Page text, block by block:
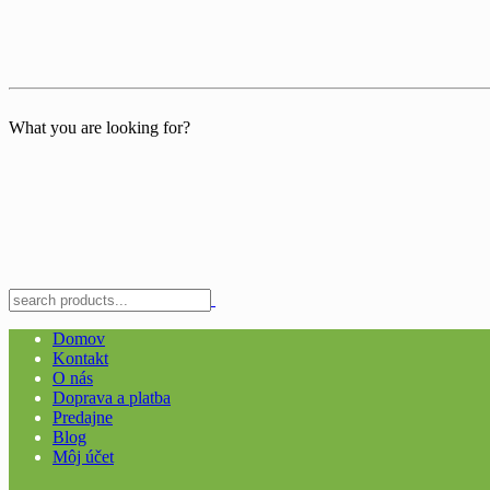
What you are looking for?
Domov
Kontakt
O nás
Doprava a platba
Predajne
Blog
Môj účet